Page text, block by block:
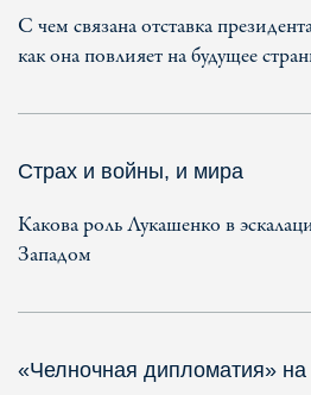
С чем связана отставка
как она повлияет на будущее
Страх и войны, и мира
Какова роль Лукашенко в
Западом
«Челночная дипломатия»